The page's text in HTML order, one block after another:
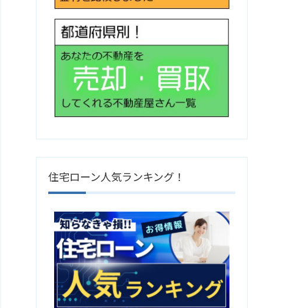
住宅ローン人気ランキング！